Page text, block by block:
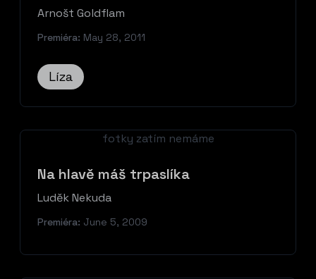
Arnošt Goldflam
Premiéra: May 28, 2011
Líza
fotky zatím nemáme
Na hlavě máš trpaslíka
Luděk Nekuda
Premiéra: June 5, 2009